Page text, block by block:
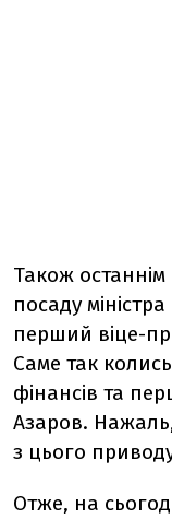
Також
посаду
перший віце-
Саме так
фінансів та
Азаров.
з цього
Отже, на